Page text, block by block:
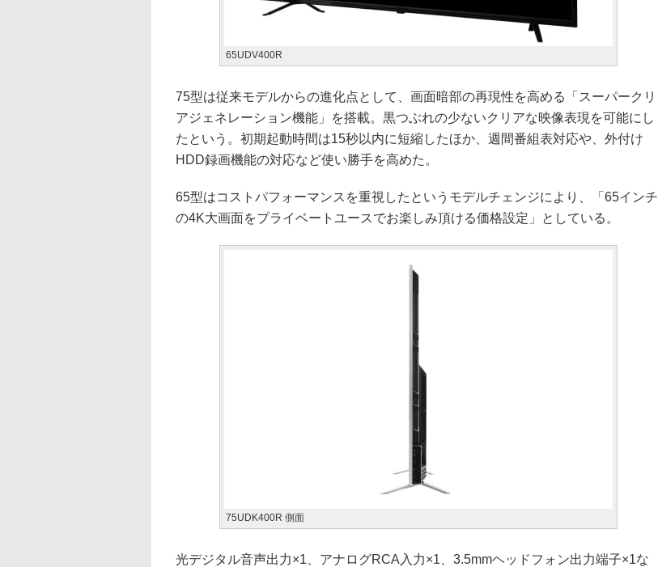
65UDV400R
75型は従来モデルからの進化点として、画面暗部の再現性を高める「スーパークリ
アジェネレーション機能」を搭載。黒つぶれの少ないクリアな映像表現を可能にし
たという。初期起動時間は15秒以内に短縮したほか、週間番組表対応や、外付け
HDD録画機能の対応など使い勝手を高めた。
65型はコストパフォーマンスを重視したというモデルチェンジにより、「65インチ
の4K大画面をプライベートユースでお楽しみ頂ける価格設定」としている。
75UDK400R 側面
光デジタル音声出力×1、アナログRCA入力×1、3.5mmヘッドフォン出力端子×1な